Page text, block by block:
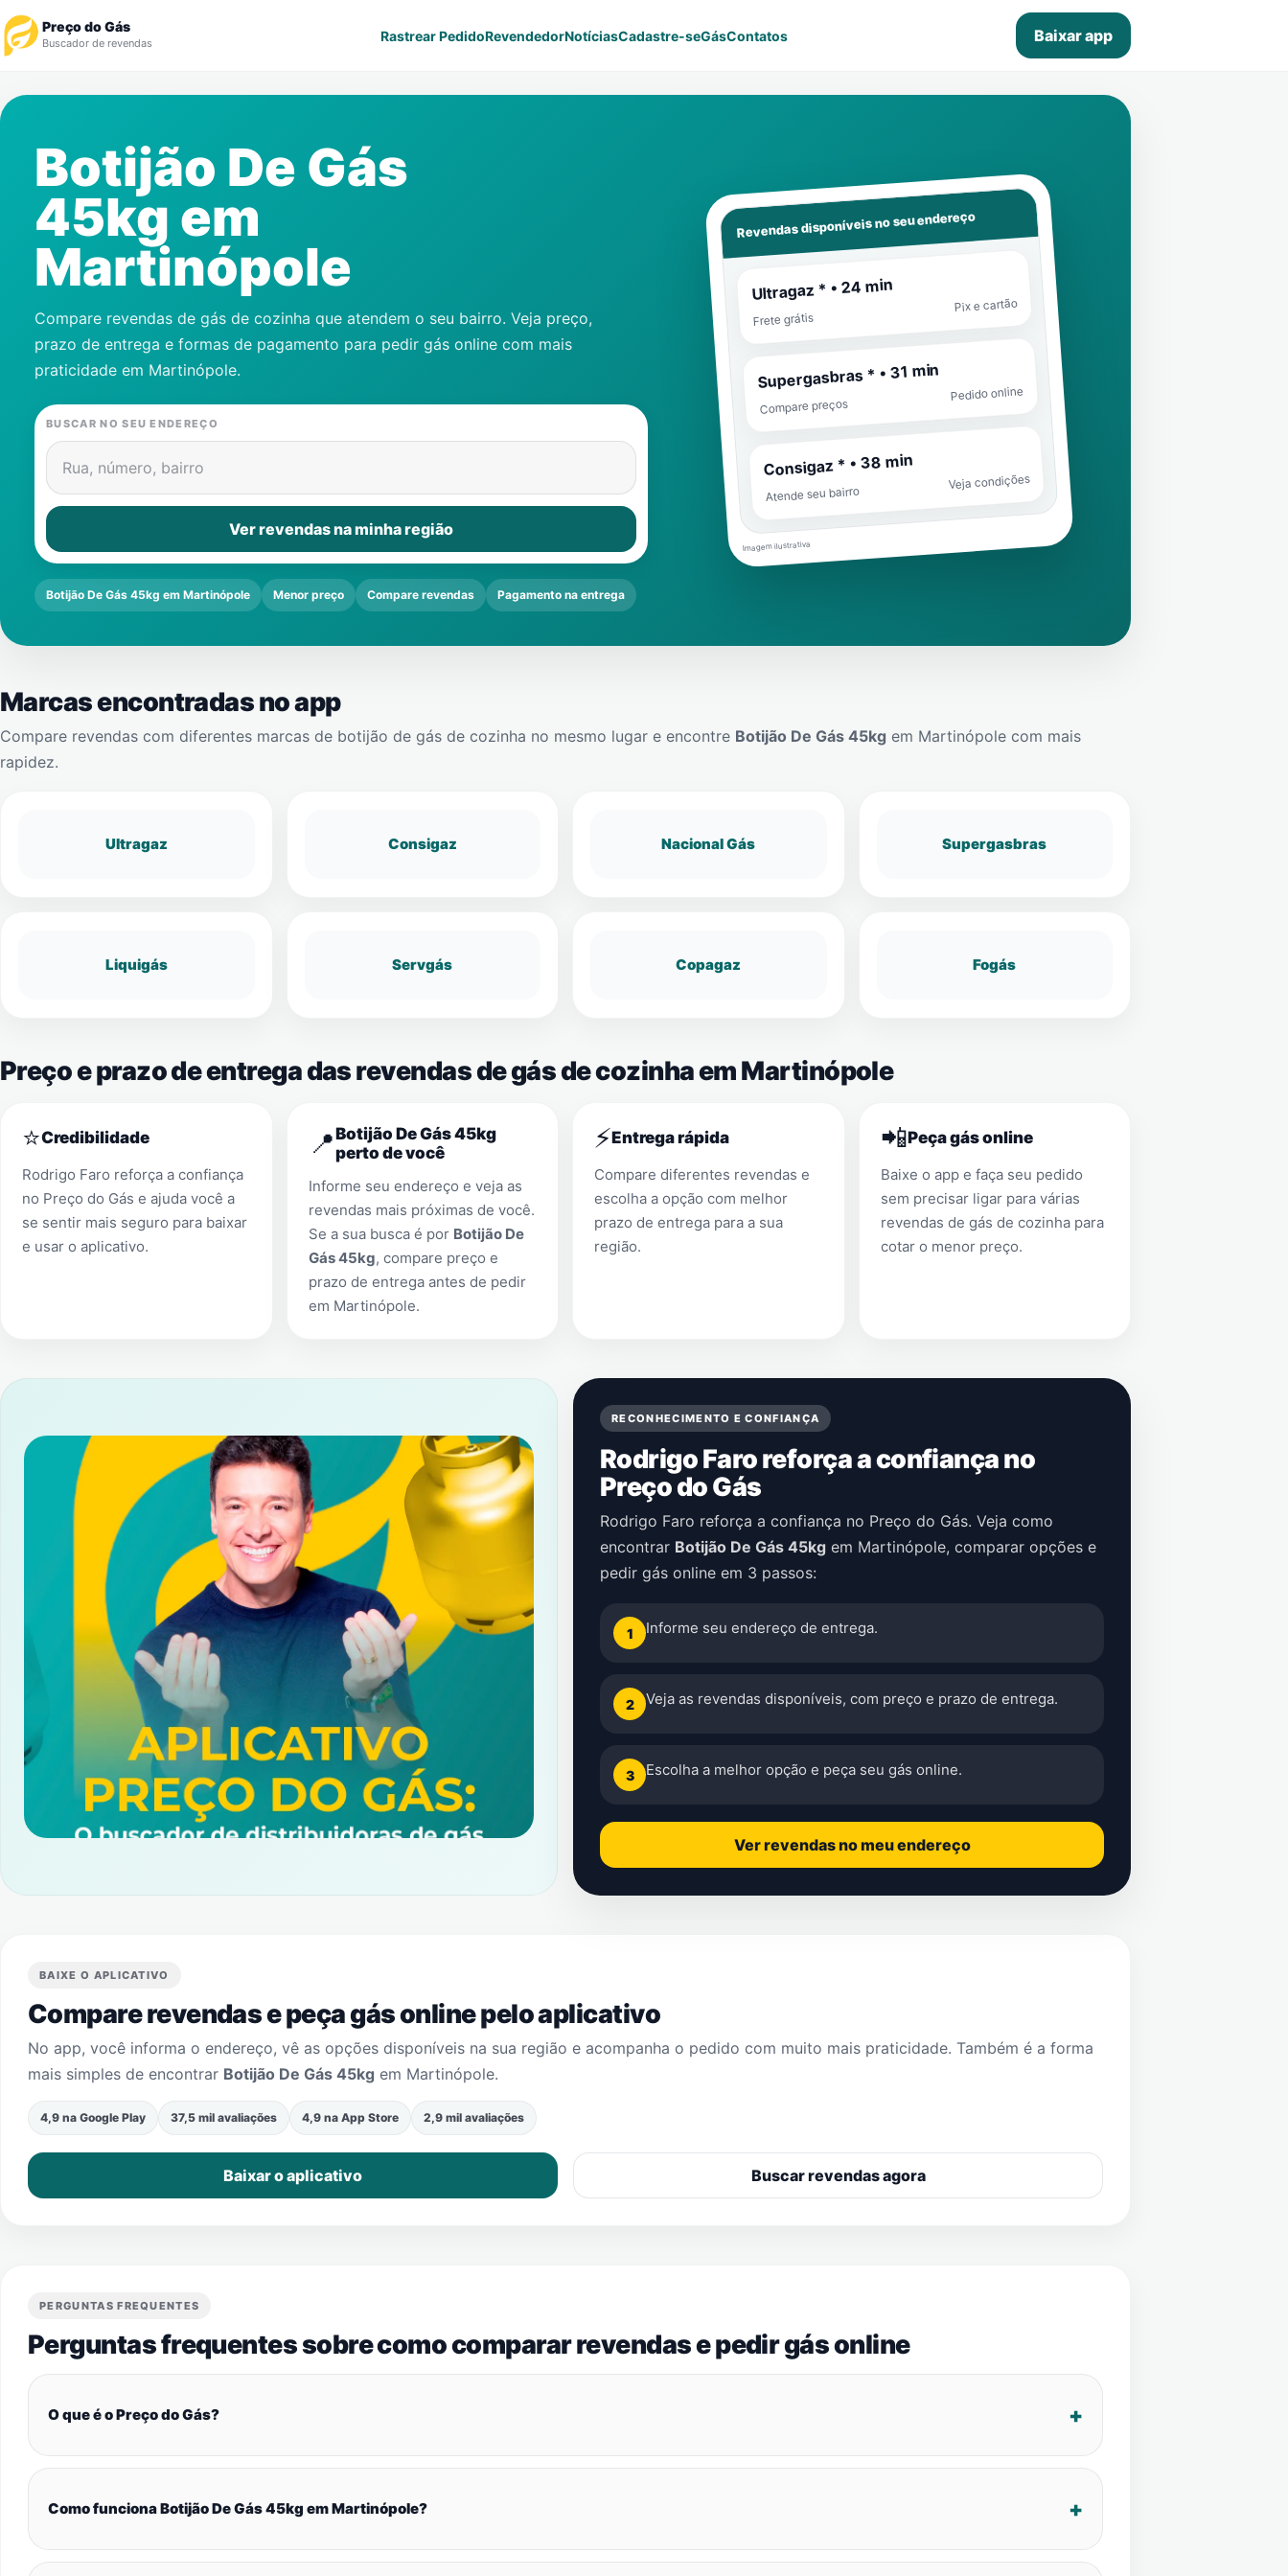
Preço do Gás
Buscador de revendas Rastrear PedidoRevendedorNotíciasCadastre-seGásContatos Baixar app
Revendedor
Notícias
Cadastre-se
Contatos
Botijão De Gás
45kg em
Martinópole
Compare revendas de gás de cozinha que atendem o seu bairro. Veja preço,
prazo de entrega e formas de pagamento para pedir gás online com mais
praticidade em Martinópole.
BUSCAR NO SEU ENDEREÇO
Rua, número, bairro
Ver revendas na minha região
Botijão De Gás 45kg em Martinópole Menor preço Compare revendas Pagamento na entrega
Revendas disponíveis no seu endereço
Ultragaz * • 24 min
Frete grátis
Pix e cartão
Supergasbras * • 31 min
Compare preços
Pedido online
Consigaz * • 38 min
Atende seu bairro
Veja condições
Imagem ilustrativa
Marcas encontradas no app
Compare revendas com diferentes marcas de botijão de gás de cozinha no mesmo lugar e encontre Botijão De Gás 45kg em Martinópole com mais
rapidez.
Ultragaz Consigaz Nacional Gás Supergasbras
Liquigás Servgás Copagaz Fogás
Preço e prazo de entrega das revendas de gás de cozinha em Martinópole
⭐Credibilidade
Rodrigo Faro reforça a confiança
no Preço do Gás e ajuda você a
se sentir mais seguro para baixar
e usar o aplicativo.
📍Botijão De Gás 45kg
perto de você
Informe seu endereço e veja as
revendas mais próximas de você.
Se a sua busca é por Botijão De
Gás 45kg, compare preço e
prazo de entrega antes de pedir
em Martinópole.
⚡Entrega rápida
Compare diferentes revendas e
escolha a opção com melhor
prazo de entrega para a sua
região.
📲Peça gás online
Baixe o app e faça seu pedido
sem precisar ligar para várias
revendas de gás de cozinha para
cotar o menor preço.
RECONHECIMENTO E CONFIANÇA
Rodrigo Faro reforça a confiança no
Preço do Gás
Rodrigo Faro reforça a confiança no Preço do Gás. Veja como
encontrar Botijão De Gás 45kg em Martinópole, comparar opções e
pedir gás online em 3 passos:
1 Informe seu endereço de entrega.
2 Veja as revendas disponíveis, com preço e prazo de entrega.
3 Escolha a melhor opção e peça seu gás online.
Ver revendas no meu endereço
BAIXE O APLICATIVO
Compare revendas e peça gás online pelo aplicativo
No app, você informa o endereço, vê as opções disponíveis na sua região e acompanha o pedido com muito mais praticidade. Também é a forma
mais simples de encontrar Botijão De Gás 45kg em Martinópole.
4,9 na Google Play 37,5 mil avaliações 4,9 na App Store 2,9 mil avaliações
Baixar o aplicativo Buscar revendas agora
PERGUNTAS FREQUENTES
Perguntas frequentes sobre como comparar revendas e pedir gás online
O que é o Preço do Gás?
Como funciona Botijão De Gás 45kg em Martinópole?